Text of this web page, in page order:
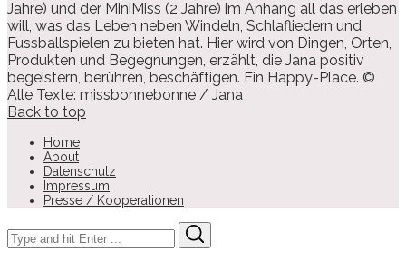
Jahre) und der MiniMiss (2 Jahre) im Anhang all das erleben
will, was das Leben neben Windeln, Schlafliedern und
Fussballspielen zu bieten hat. Hier wird von Dingen, Orten,
Produkten und Begegnungen, erzählt, die Jana positiv
begeistern, berühren, beschäftigen. Ein Happy-Place. ©
Alle Texte: missbonnebonne / Jana
Back to top
Home
About
Datenschutz
Impressum
Presse / Kooperationen
Search
for: